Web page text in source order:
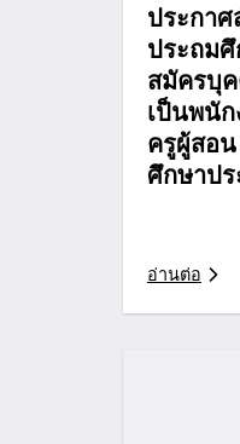
ประกา
ประถมศึ
สมัครบุ
เป็นพนั
ครูผู้สอ
ศึกษาปร
อ่านต่อ